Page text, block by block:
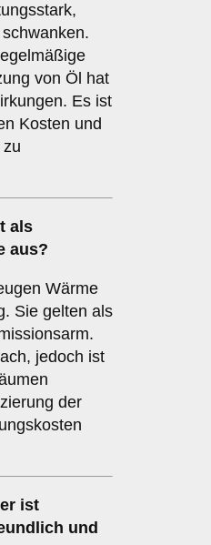
von Öl hat
Es ist
Kosten und
als
aus?
Wärme
Sie gelten als
jedoch ist
der
ist
und